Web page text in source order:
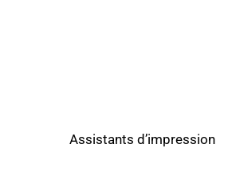
Assistants d’impression